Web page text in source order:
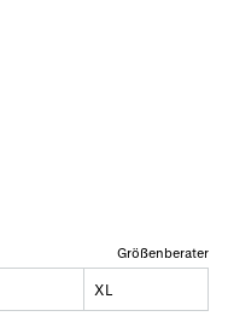
Größenberater
XL